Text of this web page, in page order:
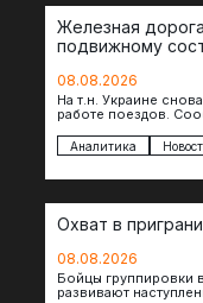
Железная
подвижному
08.08.2026
На т.н. Украине
работе поездов.
Аналитика
Охват в
08.08.2026
Бойцы группировки
развивают